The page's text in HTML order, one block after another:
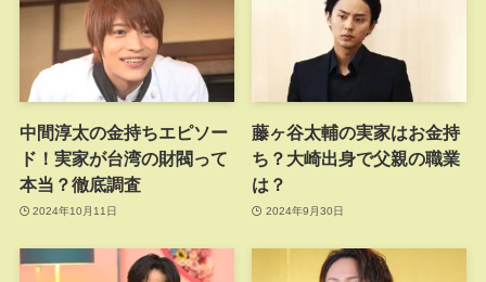
中間淳太の金持ちエピソー
ド！実家が台湾の財閥って
本当？徹底調査
2024年10月11日
藤ヶ谷太輔の実家はお金持
ち？大崎出身で父親の職業
は？
2024年9月30日